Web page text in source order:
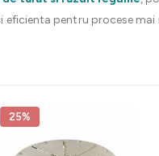
pentru procese
25%